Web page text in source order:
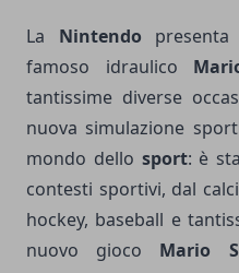
La Nintendo
famoso idraulico
tantissime diverse
nuova simulazione
mondo dello sport: è
contesti sportivi, dal
hockey, baseball e
nuovo gioco Mario